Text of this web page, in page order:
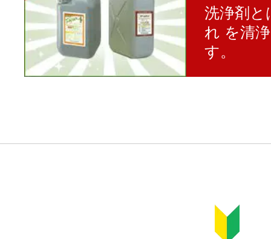
洗浄剤と
れ を清
す。